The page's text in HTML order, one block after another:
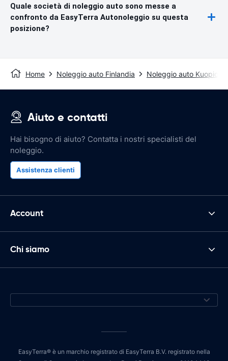
Quale società di noleggio auto sono messe a
confronto da EasyTerra Autonoleggio su questa
posizione?
Home Noleggio auto Finlandia Noleggio auto Kuopio
Aiuto e contatti
Hai bisogno di aiuto? Contatta i nostri specialisti del
noleggio.
Assistenza clienti
Account
Chi siamo
EasyTerra® è un marchio registrato di EasyTerra B.V. registrato nella